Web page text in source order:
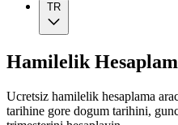
TR
Hamilelik
Ucretsiz hamilelik hesaplama
tarihine gore dogum tarihini,